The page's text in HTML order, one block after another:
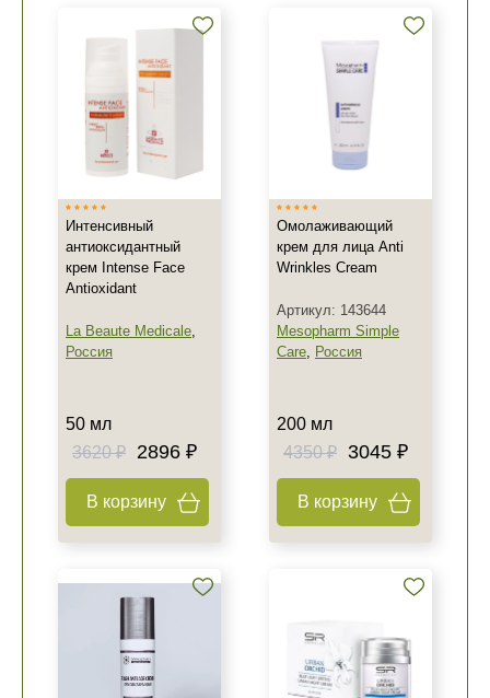
Интенсивный
антиоксидантный
крем Intense Face
Antioxidant
La Beaute Medicale,
Россия
50 мл
3620 ₽
2896 ₽
В корзину
Омолаживающий
крем для лица Anti
Wrinkles Cream
Артикул: 143644
Mesopharm Simple
Care, Россия
200 мл
4350 ₽
3045 ₽
В корзину